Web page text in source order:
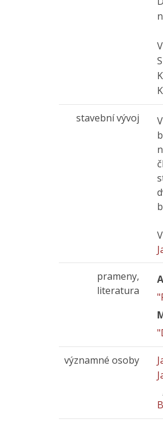
stavební vývoj
prameny,
literatura
významné osoby